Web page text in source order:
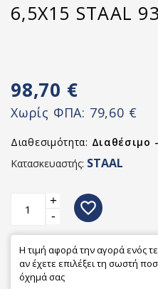
6,5X15 STAAL
98,70 €
Χωρίς ΦΠΑ: 79,60 €
Διαθεσιμότητα: Διαθέσιμο
Κατασκευαστής: STAAL
+
-
favorite_border
Η τιμή αφορά την αγορά ενός
αν έχετε επιλέξει τη σωστή
όχημά σας